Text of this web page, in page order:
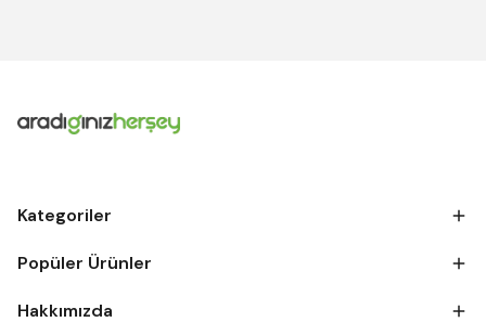
Kategoriler
Popüler Ürünler
Hakkımızda